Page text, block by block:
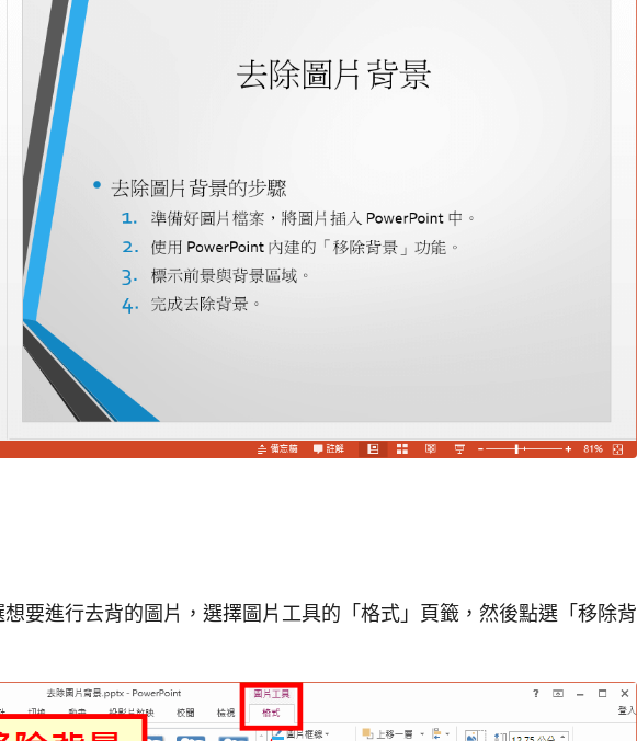
要進行去背的圖片，選擇圖片工具的「格式」頁籤，然後點選「移除背